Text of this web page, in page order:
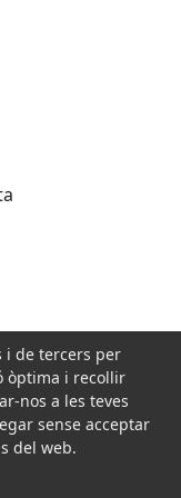
i de tercers per
òptima i recollir
nos a les teves
sense acceptar
del web.